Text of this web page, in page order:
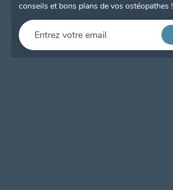
conseils et bons plans de vos ostéopathes !